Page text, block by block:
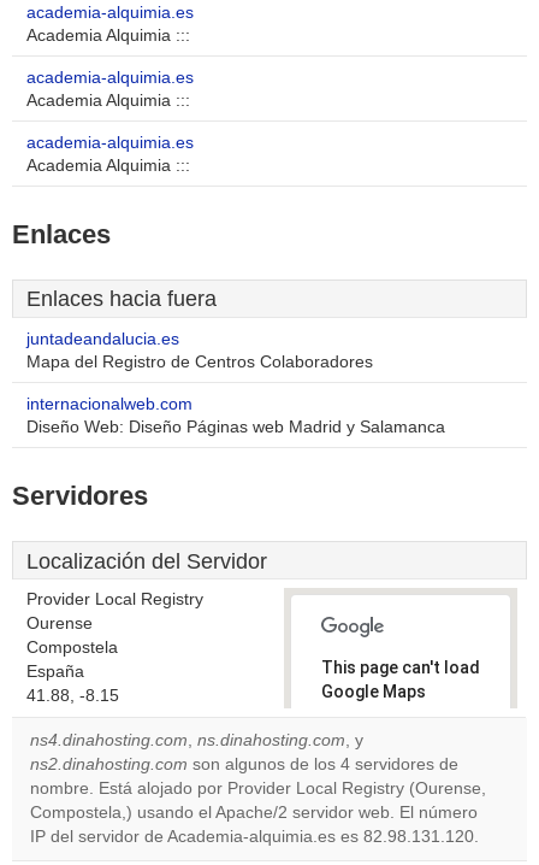
academia-alquimia.es
Academia Alquimia :::
academia-alquimia.es
Academia Alquimia :::
academia-alquimia.es
Academia Alquimia :::
Enlaces
Enlaces hacia fuera
juntadeandalucia.es
Mapa del Registro de Centros Colaboradores
internacionalweb.com
Diseño Web: Diseño Páginas web Madrid y Salamanca
Servidores
Localización del Servidor
Provider Local Registry
Ourense
Compostela
España
41.88, -8.15
This page can't load
Google Maps
correctly.
Do you
own this
website?
OK
ns4.dinahosting.com, ns.dinahosting.com, y
ns2.dinahosting.com son algunos de los 4 servidores de
nombre. Está alojado por Provider Local Registry (Ourense,
Compostela,) usando el Apache/2 servidor web. El número
IP del servidor de Academia-alquimia.es es 82.98.131.120.